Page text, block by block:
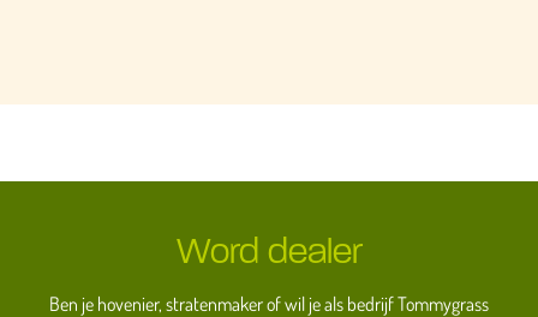
Word dealer
Ben je hovenier, stratenmaker of wil je als bedrijf Tommygrass